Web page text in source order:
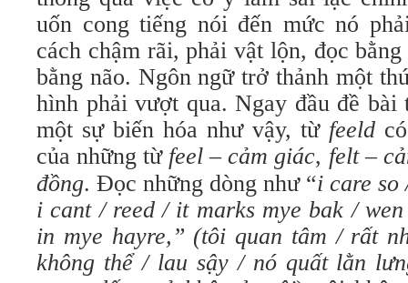
uốn cong tiếng nói đến mức nó
cách chậm rãi, phải vật lộn, đọc
bằng não. Ngôn ngữ trở thảnh một
hình phải vượt qua. Ngay đầu đề
một sự biến hóa như vậy, từ feeld
của những từ feel –cảm giác, felt–
đồng. Đọc những dòng như “i care so
i cant / reed / it marks mye bak /
in mye hayre,” (tôi quan tâm / rất
không thể / lau sậy / nó quất lằn